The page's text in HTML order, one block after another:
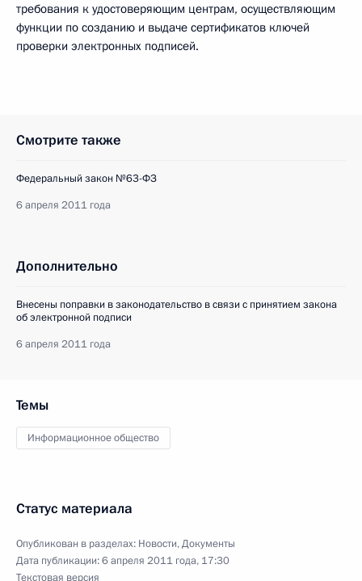
требования к удостоверяющим центрам, осуществляющим
функции по созданию и выдаче сертификатов ключей
проверки электронных подписей.
Смотрите также
Федеральный закон №63-ФЗ
6 апреля 2011 года
Дополнительно
Внесены поправки в законодательство в связи с принятием закона
об электронной подписи
6 апреля 2011 года
Темы
Информационное общество
Статус материала
Опубликован в разделах: Новости,Документы
Дата публикации:6 апреля 2011 года, 17:30
Текстовая версия